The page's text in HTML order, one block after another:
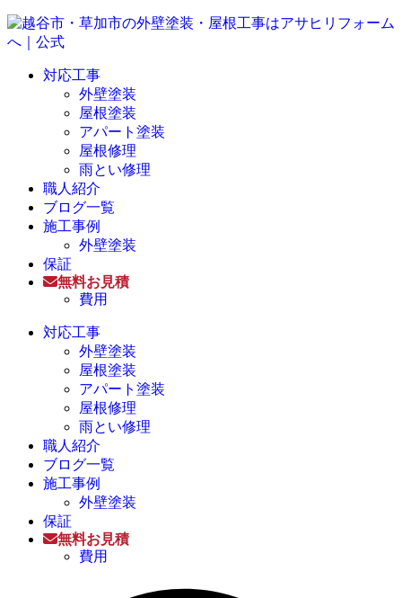
対応工事
外壁塗装
屋根塗装
アパート塗装
屋根修理
雨とい修理
職人紹介
ブログ一覧
施工事例
外壁塗装
保証
無料お見積
費用
対応工事
外壁塗装
屋根塗装
アパート塗装
屋根修理
雨とい修理
職人紹介
ブログ一覧
施工事例
外壁塗装
保証
無料お見積
費用